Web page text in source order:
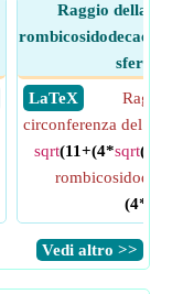
Raggio della
sfera
​ LaTeX
circonferenza del
sqrt(11+(4*sqrt
(4*
​Vedi altro >>